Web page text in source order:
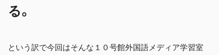
る。
という訳で今回はそんな１０号館外国語メディア学習室